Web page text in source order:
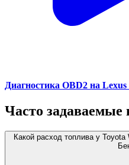
Диагностика OBD2 на
Часто задаваемые
Какой расход топлива у